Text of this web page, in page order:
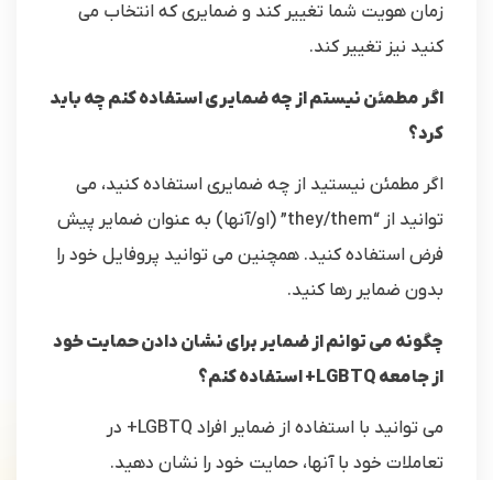
زمان هویت شما تغییر کند و ضمایری که انتخاب می
کنید نیز تغییر کند.
اگر مطمئن نیستم از چه ضمایری استفاده کنم چه باید
کرد؟
اگر مطمئن نیستید از چه ضمایری استفاده کنید، می
توانید از “they/them” (او/آنها) به عنوان ضمایر پیش
فرض استفاده کنید. همچنین می توانید پروفایل خود را
بدون ضمایر رها کنید.
چگونه می توانم از ضمایر برای نشان دادن حمایت خود
از جامعه LGBTQ+ استفاده کنم؟
می توانید با استفاده از ضمایر افراد LGBTQ+ در
تعاملات خود با آنها، حمایت خود را نشان دهید.